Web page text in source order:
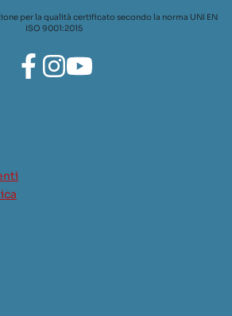
per la qualità certificato secondo la norma UNI EN
ISO 9001:2015